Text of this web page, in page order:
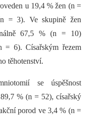
u 19,4 % žen (n =
= 3). Ve skupině žen
67,5 % (n = 10)
= 6). Císařským řezem
těhotenství.
se úspěšnost
% (n = 52), císařský
porod ve 3,4 % (n =